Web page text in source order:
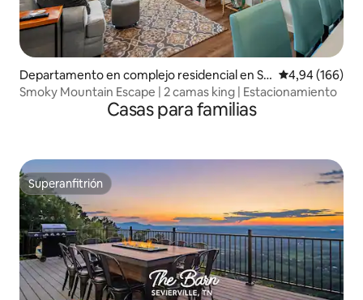
Departamento en complejo residencial en Se
vierville
Calificación
4,94 (166)
Smoky Mountain Escape | 2 camas king | Estacionamiento
Casas para familias
Superanfitrión
Superanfitrión